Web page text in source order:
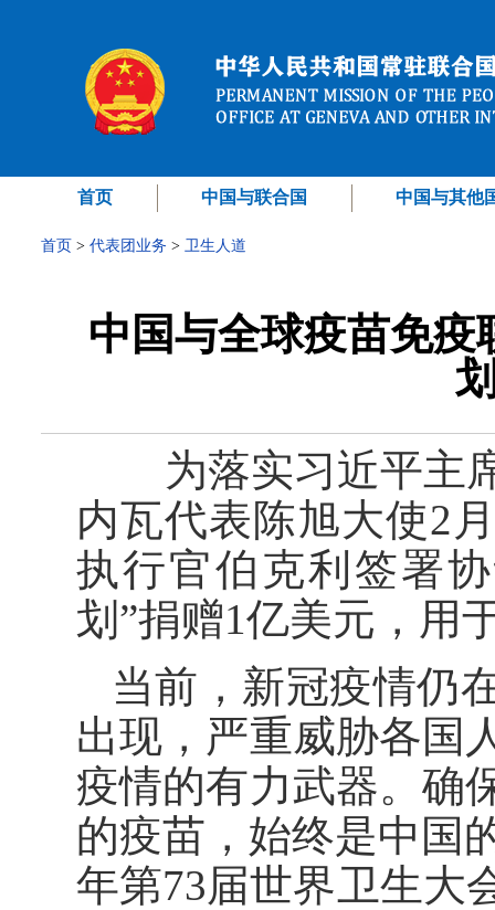
首页 中国与联合国 中国与其他
首页 > 代表团业务 > 卫生人道
中国与全球疫苗免疫
为落实习近平主席
内瓦代表陈旭大使2
执行官伯克利签署
划”捐赠1亿美元，用
当前，新冠疫情仍
出现，严重威胁各国
疫情的有力武器。确
的疫苗，始终是中国
年第73届世界卫生大